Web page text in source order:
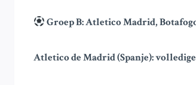
Groep B: Atletico Madrid,
Atletico de Madrid (Spanje):